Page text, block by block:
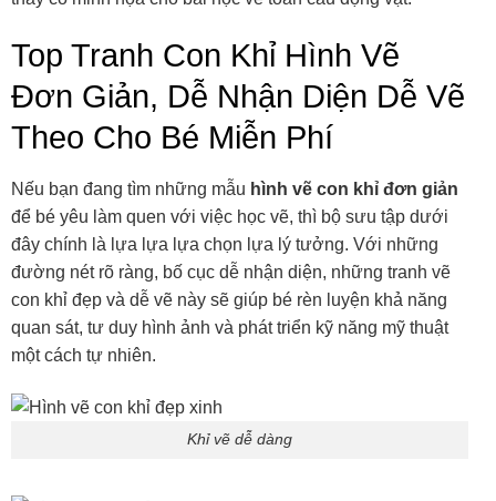
Top Tranh Con Khỉ Hình Vẽ
Đơn Giản, Dễ Nhận Diện Dễ Vẽ
Theo Cho Bé Miễn Phí
Nếu bạn đang tìm những mẫu hình vẽ con khỉ đơn giản
để bé yêu làm quen với việc học vẽ, thì bộ sưu tập dưới
đây chính là lựa lựa lựa chọn lựa lý tưởng. Với những
đường nét rõ ràng, bố cục dễ nhận diện, những tranh vẽ
con khỉ đẹp và dễ vẽ này sẽ giúp bé rèn luyện khả năng
quan sát, tư duy hình ảnh và phát triển kỹ năng mỹ thuật
một cách tự nhiên.
Khỉ vẽ dễ dàng